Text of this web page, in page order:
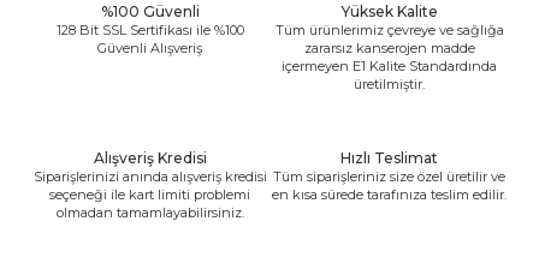
%100 Güvenli
128 Bit SSL Sertifikası ile %100
Güvenli Alışveriş
Yüksek Kalite
Tüm ürünlerimiz çevreye ve sağlığa
zararsız kanserojen madde
içermeyen E1 Kalite Standardında
üretilmiştir.
Alışveriş Kredisi
Siparişlerinizi anında alışveriş kredisi
seçeneği ile kart limiti problemi
olmadan tamamlayabilirsiniz.
Hızlı Teslimat
Tüm siparişleriniz size özel üretilir ve
en kısa sürede tarafınıza teslim edilir.